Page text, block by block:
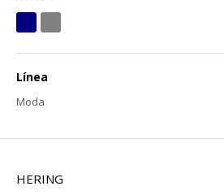
Línea
Moda
HERING